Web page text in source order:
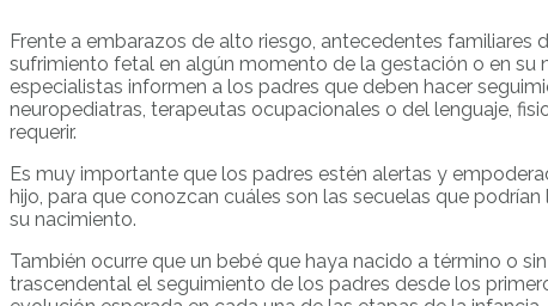
Frente a embarazos de alto riesgo, antecedentes
sufrimiento fetal en algún momento de la gestación o en su
especialistas informen a los padres que deben hacer
neuropediatras, terapeutas ocupacionales o del lenguaje,
requerir.
Es muy importante que los padres estén alertas y
hijo, para que conozcan cuáles son las secuelas que
su nacimiento.
También ocurre que un bebé que haya nacido a término o
trascendental el seguimiento de los padres desde los